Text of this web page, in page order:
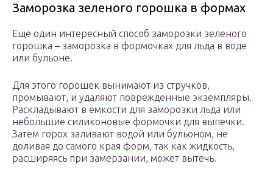
Заморозка зеленого горошка в формах
Еще один интересный способ заморозки зеленого
горошка – заморозка в формочках для льда в воде
или бульоне.
Для этого горошек вынимают из стручков,
промывают, и удаляют поврежденные экземпляры.
Раскладывают в емкости для заморозки льда или
небольшие силиконовые формочки для выпечки.
Затем горох заливают водой или бульоном, не
доливая до самого края форм, так как жидкость,
расширяясь при замерзании, может вытечь.